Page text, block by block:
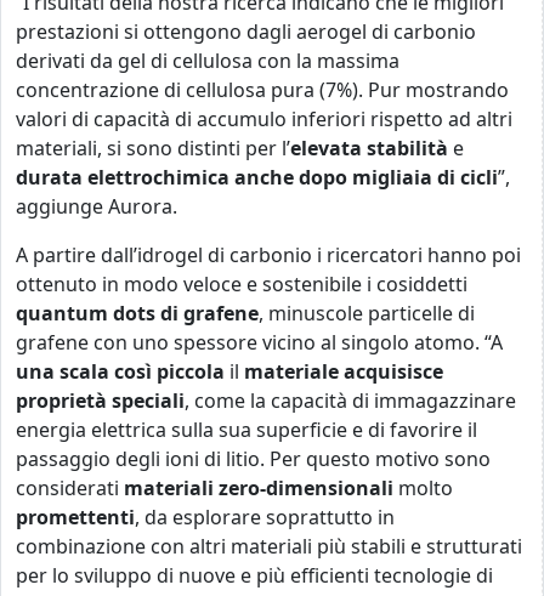
prestazioni si ottengono dagli aerogel di carbonio
derivati da gel di cellulosa con la massima
concentrazione di cellulosa pura (7%). Pur mostrando
valori di capacità di accumulo inferiori rispetto ad altri
materiali, si sono distinti per l’elevata stabilità e
durata elettrochimica anche dopo migliaia di cicli”,
aggiunge Aurora.
A partire dall’idrogel di carbonio i ricercatori hanno poi
ottenuto in modo veloce e sostenibile i cosiddetti
quantum dots di grafene, minuscole particelle di
grafene con uno spessore vicino al singolo atomo. “A
una scala così piccola il materiale acquisisce
proprietà speciali, come la capacità di immagazzinare
energia elettrica sulla sua superficie e di favorire il
passaggio degli ioni di litio. Per questo motivo sono
considerati materiali zero-dimensionali molto
promettenti, da esplorare soprattutto in
combinazione con altri materiali più stabili e strutturati
per lo sviluppo di nuove e più efficienti tecnologie di